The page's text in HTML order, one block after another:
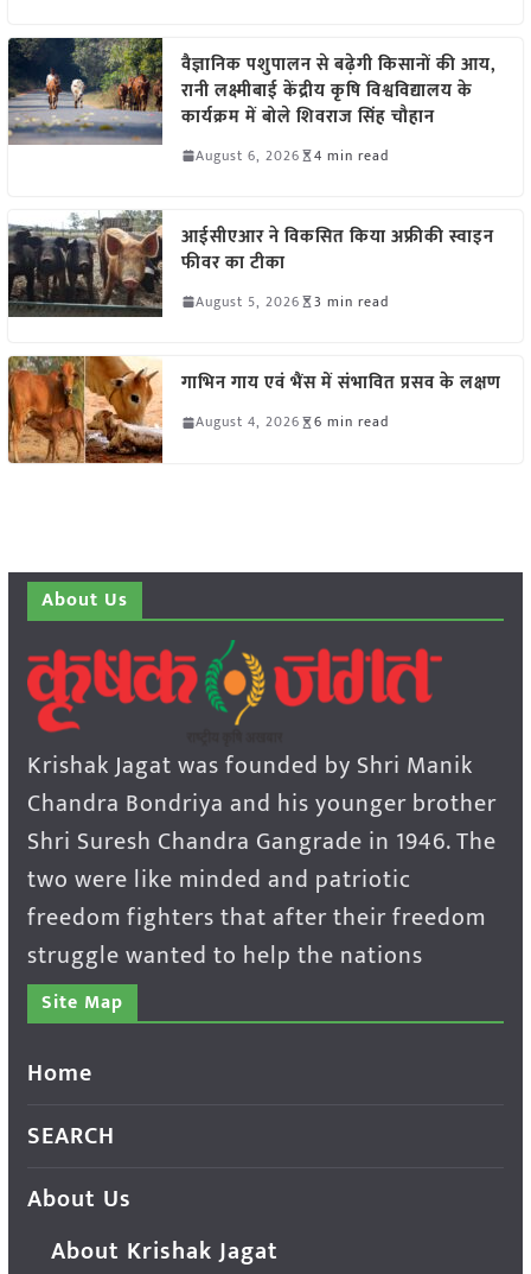
वैज्ञानिक पशुपालन से बढ़ेगी किसानों की आय,
रानी लक्ष्मीबाई केंद्रीय कृषि विश्वविद्यालय के
कार्यक्रम में बोले शिवराज सिंह चौहान
August 6, 2026 4 min read
आईसीएआर ने विकसित किया अफ्रीकी स्वाइन
फीवर का टीका
August 5, 2026 3 min read
गाभिन गाय एवं भैंस में संभावित प्रसव के लक्षण
August 4, 2026 6 min read
About Us
Krishak Jagat was founded by Shri Manik
Chandra Bondriya and his younger brother
Shri Suresh Chandra Gangrade in 1946. The
two were like minded and patriotic
freedom fighters that after their freedom
struggle wanted to help the nations
Site Map
Home
SEARCH
About Us
About Krishak Jagat